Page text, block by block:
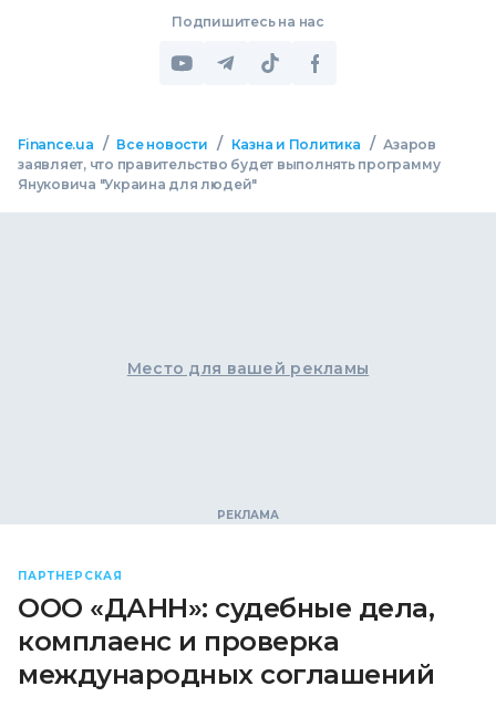
Подпишитесь на нас
Finance.ua / Все новости / Казна и Политика / Азаров
заявляет, что правительство будет выполнять программу
Януковича "Украина для людей"
Место для вашей рекламы
ПАРТНЕРСКАЯ
ООО «ДАНН»: судебные дела,
комплаенс и проверка
международных соглашений